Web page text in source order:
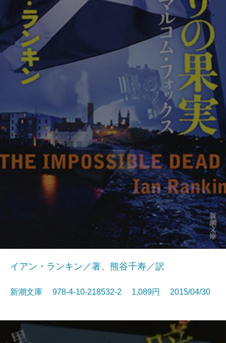
イアン・ランキン／著、熊谷千寿／訳
新潮文庫 978-4-10-218532-2 1,089円 2015/04/30